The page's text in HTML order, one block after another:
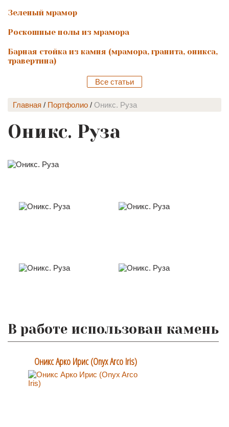
Зеленый мрамор
Роскошные полы из мрамора
Барная стойка из камня (мрамора, гранита, оникса,
травертина)
Все статьи
Главная / Портфолио / Оникс. Руза
Оникс. Руза
В работе использован камень
Оникс Арко Ирис (Onyx Arco Iris)